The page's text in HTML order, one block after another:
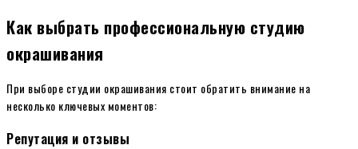
Как выбрать профессиональную студию
окрашивания
При выборе студии окрашивания стоит обратить внимание на
несколько ключевых моментов:
Репутация и отзывы